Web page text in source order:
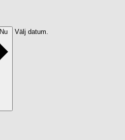
Nu Välj datum.